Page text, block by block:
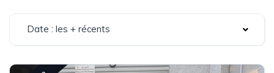
Date : les + récents